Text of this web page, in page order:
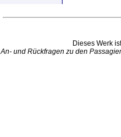
Dieses Werk
An- und Rückfragen zu den